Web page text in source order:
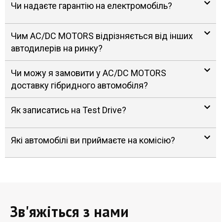
Чи надаєте гарантію на електромобіль?
Чим AC/DC MOTORS відрізняється від інших
автодилерів на ринку?
Чи можу я замовити у AC/DC MOTORS
доставку гібридного автомобіля?
Як записатись на Test Drive?
Які автомобілі ви приймаєте на комісію?
Зв'яжіться з нами